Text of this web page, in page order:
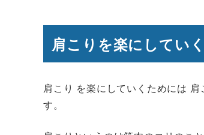
肩こりを楽にしてい
肩こり を楽にしていくためには
す。